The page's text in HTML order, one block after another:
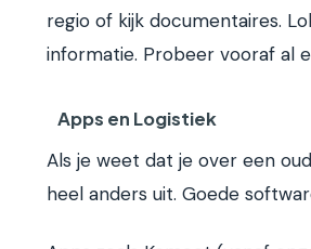
regio of kijk documentaires.
informatie. Probeer vooraf al
Apps en Logistiek
Als je weet dat je over een
heel anders uit. Goede